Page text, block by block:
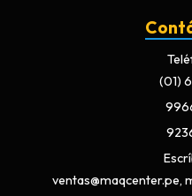
(01)
ventas@maqcenter.pe,